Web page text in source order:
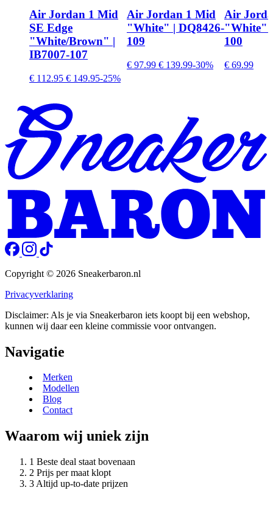
Air Jordan 1 Mid
SE Edge
"White/Brown" |
IB7007-107
€ 112.95 € 149.95-25%
Air Jordan 1 Mid
"White" | DQ8426-
109
€ 97.99 € 139.99-30%
Air
"White"
100
€ 69.99
Copyright © 2026 Sneakerbaron.nl
Privacyverklaring
Disclaimer: Als je via Sneakerbaron iets koopt bij een webshop,
kunnen wij daar een kleine commissie voor ontvangen.
Navigatie
Merken
Modellen
Blog
Contact
Waarom wij uniek zijn
Beste deal staat bovenaan
Prijs per maat klopt
Altijd up-to-date prijzen